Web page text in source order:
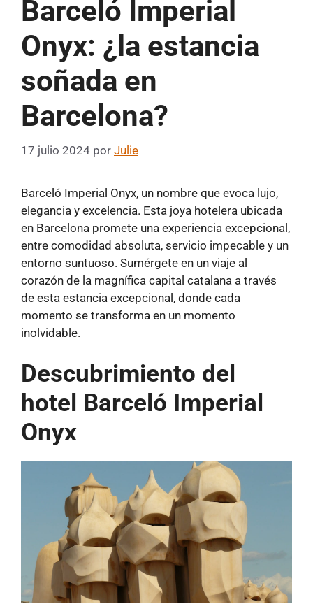
Barceló Imperial
Onyx: ¿la estancia
soñada en
Barcelona?
17 julio 2024 por Julie
Barceló Imperial Onyx, un nombre que evoca lujo,
elegancia y excelencia. Esta joya hotelera ubicada
en Barcelona promete una experiencia excepcional,
entre comodidad absoluta, servicio impecable y un
entorno suntuoso. Sumérgete en un viaje al
corazón de la magnífica capital catalana a través
de esta estancia excepcional, donde cada
momento se transforma en un momento
inolvidable.
Descubrimiento del
hotel Barceló Imperial
Onyx